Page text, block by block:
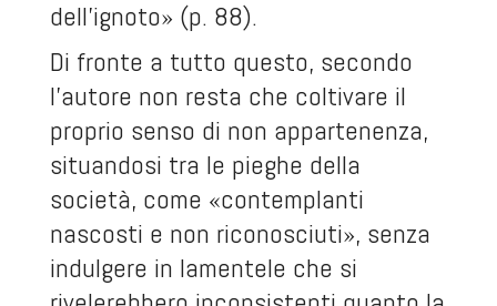
dell'ignoto» (p. 88).
Di fronte a tutto questo, secondo
l'autore non resta che coltivare il
proprio senso di non appartenenza,
situandosi tra le pieghe della
società, come «contemplanti
nascosti e non riconosciuti», senza
indulgere in lamentele che si